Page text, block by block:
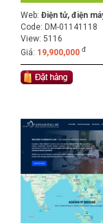
Web: Điện tử, điện
Code: DM-01141118
View: 5116
Giá: 19,900,000 đ